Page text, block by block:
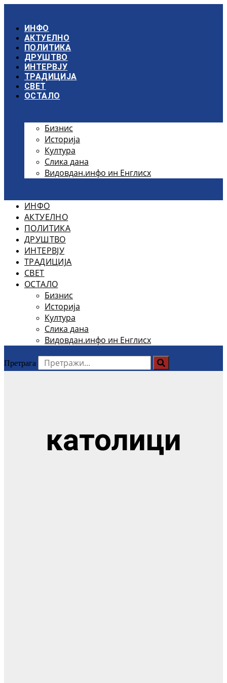
садржајИНФО
АКТУЕЛНО
ПОЛИТИКА
ДРУШТВО
ИНТЕРВЈУ
ТРАДИЦИЈА
СВЕТ
ОСТАЛО
Бизнис
Историја
Култура
Слика дана
Видовдан.инфо ин Енглисх
ИНФО
АКТУЕЛНО
ПОЛИТИКА
ДРУШТВО
ИНТЕРВЈУ
ТРАДИЦИЈА
СВЕТ
ОСТАЛО
Бизнис
Историја
Култура
Слика дана
Видовдан.инфо ин Енглисх
Претрага
католици